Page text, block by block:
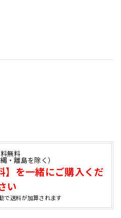
無料
・離島を除く）
】を一緒にご購入くだ
い
で送料が加算されます